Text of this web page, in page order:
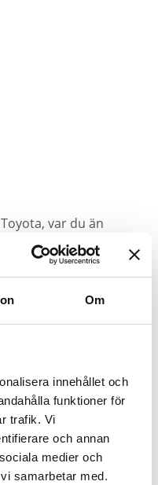
Om
innehållet och
funktioner för
trafik. Vi
och annan
medier och
samarbetar med.
var du än